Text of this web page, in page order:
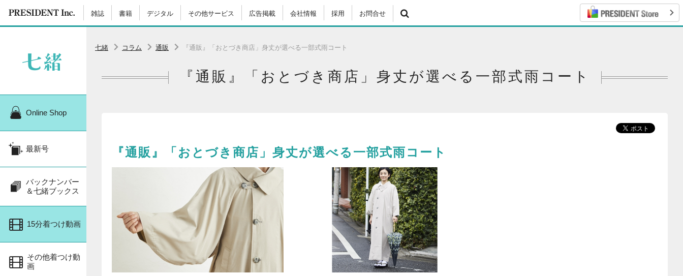
雑誌 書籍 デジタル その他サービス 広告掲載 会社情報 採用 お問合せ
Online Shop
最新号
バックナンバー
＆七緒ブックス
15分着つけ動画
その他着つけ動
画
七緒 コラム 通販 『通販』「おとづき商店」身丈が選べる一部式雨コート
『通販』「おとづき商店」身丈が選べる一部式雨コート
『通販』「おとづき商店」身丈が選べる一部式雨コート